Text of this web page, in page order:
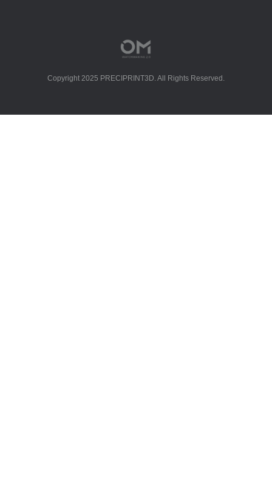
Copyright 2025 PRECIPRINT3D. All Rights Reserved.